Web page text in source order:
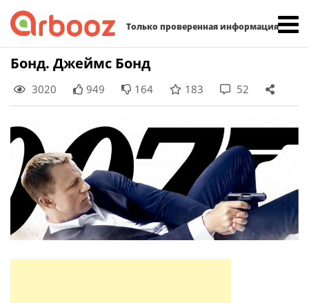
Только проверенная информация
Skip
content
Бонд. Джеймс Бонд
3020 949 164 183 52
Найти: